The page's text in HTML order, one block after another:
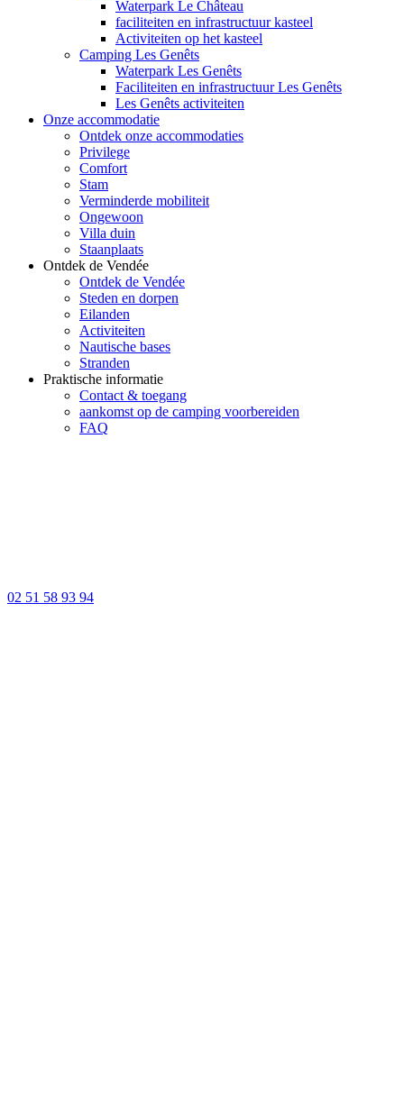
Waterpark Le Château
faciliteiten en infrastructuur kasteel
Activiteiten op het kasteel
Camping Les Genêts
Waterpark Les Genêts
Faciliteiten en infrastructuur Les Genêts
Les Genêts activiteiten
Onze accommodatie
Ontdek onze accommodaties
Privilege
Comfort
Stam
Verminderde mobiliteit
Ongewoon
Villa duin
Staanplaats
Ontdek de Vendée
Ontdek de Vendée
Steden en dorpen
Eilanden
Activiteiten
Nautische bases
Stranden
Praktische informatie
Contact & toegang
aankomst op de camping voorbereiden
FAQ
02 51 58 93 94